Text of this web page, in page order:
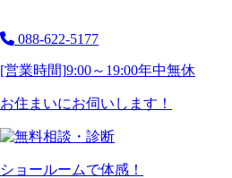
088-622-5177
[営業時間]9:00～19:00年中無休
お住まいにお伺いします！
ショールームで体感！